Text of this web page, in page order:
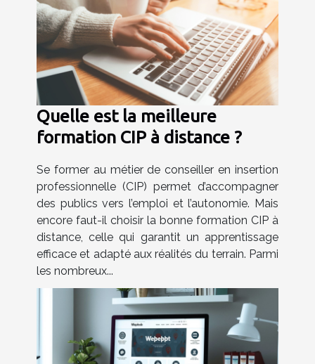
Quelle est la meilleure
formation CIP à distance ?
Se former au métier de conseiller en insertion
professionnelle (CIP) permet d’accompagner
des publics vers l’emploi et l’autonomie. Mais
encore faut-il choisir la bonne formation CIP à
distance, celle qui garantit un apprentissage
efficace et adapté aux réalités du terrain. Parmi
les nombreux...